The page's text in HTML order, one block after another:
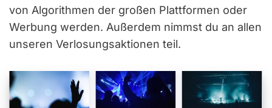
von Algorithmen der großen Plattformen oder
Werbung werden. Außerdem nimmst du an allen
unseren Verlosungsaktionen teil.